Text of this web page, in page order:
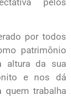
pelos
por todos
patrimônio
altura da sua
e nos dá
quem trabalha